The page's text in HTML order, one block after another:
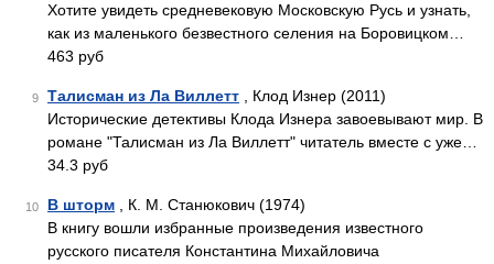
Хотите увидеть средневековую Московскую Русь и узнать,
как из маленького безвестного селения на Боровицком…
463 руб
9 Талисман из Ла Виллетт , Клод Изнер (2011)
Исторические детективы Клода Изнера завоевывают мир. В
романе "Талисман из Ла Виллетт" читатель вместе с уже…
34.3 руб
10 В шторм , К. М. Станюкович (1974)
В книгу вошли избранные произведения известного
русского писателя Константина Михайловича